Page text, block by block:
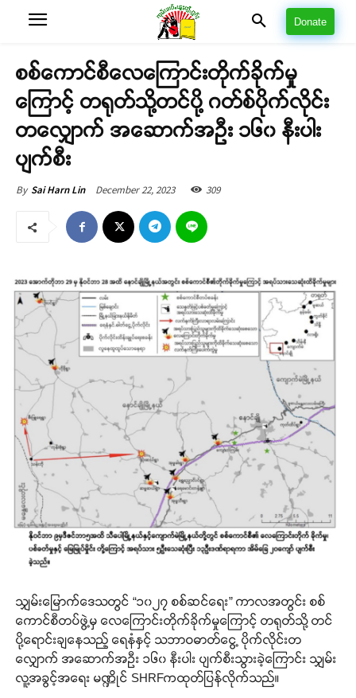
Donate
စစ်ကောင်စီလေကြောင်းတိုက်ခိုက်မှု
ကြောင့် တရုတ်သို့တင်ပို့ ဂတ်စ်ပိုက်လိုင်း
တလျှောက် အဆောက်အဦး ၁၆၀ နီးပါး
ပျက်စီး
By Sai Harn Lin December 22, 2023 309
သျှမ်းမြောက်ဒေသတွင် “၁၀၂၇ စစ်ဆင်ရေး” ကာလအတွင်း စစ်
ကောင်စီတပ်ဖွဲ့မှ လေကြောင်းတိုက်ခိုက်မှုကြောင့် တရုတ်သို့ တင်
ပို့ရောင်းချနေသည့် ရေနံနှင့် သဘာဝဓာတ်ငွေ့ ပိုက်လိုင်းတ
လျှောက် အဆောက်အဦး ၁၆၀ နီးပါး ပျက်စီးသွားခဲ့ကြောင်း သျှမ်း
လူ့အခွင့်အရေး မဏ္ဍိုင် SHRFကထုတ်ပြန်လိုက်သည်။